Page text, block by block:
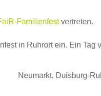
Familienfestvertreten.
in Ruhrort ein. Ein
Neumarkt, Duisburg-